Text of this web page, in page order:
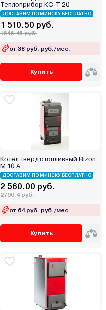
Теплоприбор КС-Т 20
ДОСТАВИМ ПО МИНСКУ БЕСПЛАТНО
1 510.50 руб.
1646.45 руб.
от 38 руб. руб./мес.
Купить
Котел твердотопливный Rizon
М 10 А
ДОСТАВИМ ПО МИНСКУ БЕСПЛАТНО
2 560.00 руб.
2790.4 руб.
от 64 руб. руб./мес.
Купить